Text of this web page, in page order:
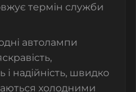
термін служби
автолампи
і надійність, швидко
холодними